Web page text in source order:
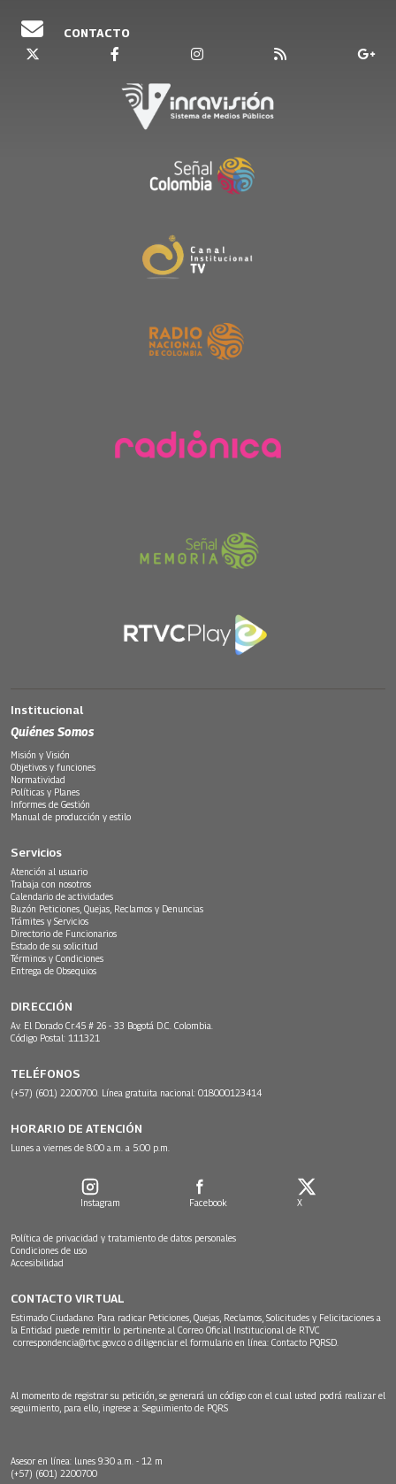
CONTACTO
Institucional
Quiénes Somos
Misión y Visión
Objetivos y funciones
Normatividad
Políticas y Planes
Informes de Gestión
Manual de producción y estilo
Servicios
Atención al usuario
Trabaja con nosotros
Calendario de actividades
Buzón Peticiones, Quejas, Reclamos y Denuncias
Trámites y Servicios
Directorio de Funcionarios
Estado de su solicitud
Términos y Condiciones
Entrega de Obsequios
DIRECCIÓN
Av. El Dorado Cr.45 # 26 - 33 Bogotá D.C. Colombia.
Código Postal: 111321
TELÉFONOS
(+57) (601) 2200700. Línea gratuita nacional: 018000123414
HORARIO DE ATENCIÓN
Lunes a viernes de 8:00 a.m. a 5:00 p.m.
Instagram Facebook X
Política de privacidad y tratamiento de datos personales
Condiciones de uso
Accesibilidad
CONTACTO VIRTUAL
Estimado Ciudadano: Para radicar Peticiones, Quejas, Reclamos, Solicitudes y Felicitaciones a
la Entidad puede remitir lo pertinente al Correo Oficial Institucional de RTVC
correspondencia@rtvc.gov.co o diligenciar el formulario en línea: Contacto PQRSD.
Al momento de registrar su petición, se generará un código con el cual usted podrá realizar el
seguimiento, para ello, ingrese a: Seguimiento de PQRS
Asesor en línea: lunes 9:30 a.m. - 12 m
(+57) (601) 2200700